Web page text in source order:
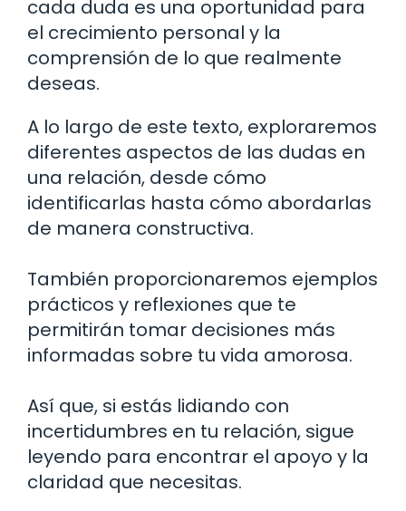
cada duda es una oportunidad para
el crecimiento personal y la
comprensión de lo que realmente
deseas.
A lo largo de este texto, exploraremos
diferentes aspectos de las dudas en
una relación, desde cómo
identificarlas hasta cómo abordarlas
de manera constructiva.
También proporcionaremos ejemplos
prácticos y reflexiones que te
permitirán tomar decisiones más
informadas sobre tu vida amorosa.
Así que, si estás lidiando con
incertidumbres en tu relación, sigue
leyendo para encontrar el apoyo y la
claridad que necesitas.